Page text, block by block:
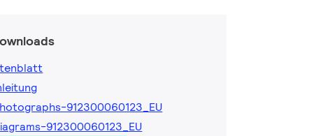
912300060123_EU
912300060123_EU